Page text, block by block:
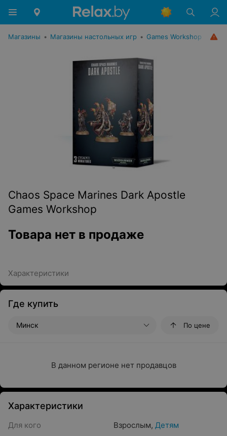
Магазины • Магазины настольных игр • Games Workshop
Chaos Space Marines Dark Apostle
Games Workshop
Товара нет в продаже
Характеристики
Где купить
Минск По цене
В данном регионе нет продавцов
Характеристики
Для кого Взрослым, Детям